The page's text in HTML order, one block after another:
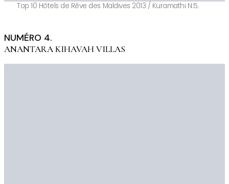
Top 10 Hôtels de Rêve des Maldives 2013 / Kuramathi N.5.
NUMÉRO 4.
ANANTARA KIHAVAH VILLAS